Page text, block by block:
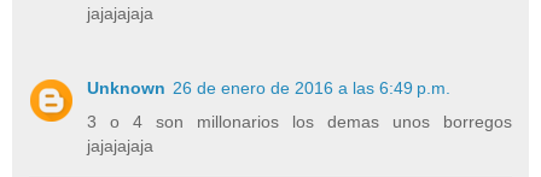
jajajajaja
Unknown 26 de enero de 2016 a las 6:49 p.m.
3 o 4 son millonarios los demas unos borregos
jajajajaja